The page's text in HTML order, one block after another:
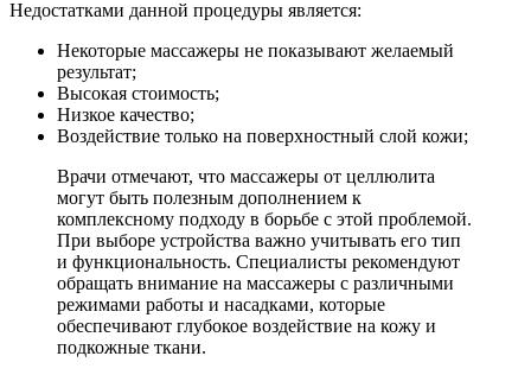
Недостатками данной процедуры является:
Некоторые массажеры не показывают желаемый
результат;
Высокая стоимость;
Низкое качество;
Воздействие только на поверхностный слой кожи;
Врачи отмечают, что массажеры от целлюлита
могут быть полезным дополнением к
комплексному подходу в борьбе с этой проблемой.
При выборе устройства важно учитывать его тип
и функциональность. Специалисты рекомендуют
обращать внимание на массажеры с различными
режимами работы и насадками, которые
обеспечивают глубокое воздействие на кожу и
подкожные ткани.